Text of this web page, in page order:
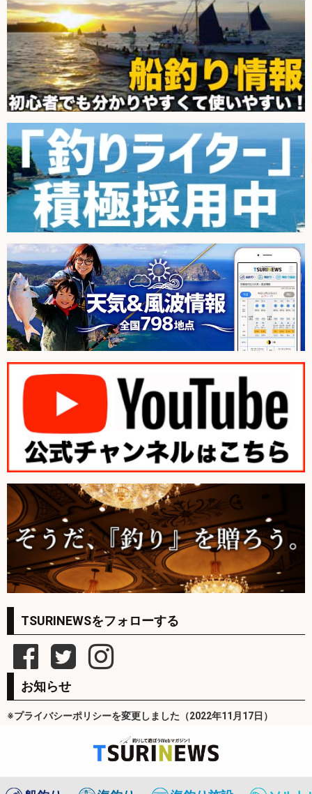
TSURINEWSをフォローする
お知らせ
※プライバシーポリシーを変更しました（2022年11月17日）